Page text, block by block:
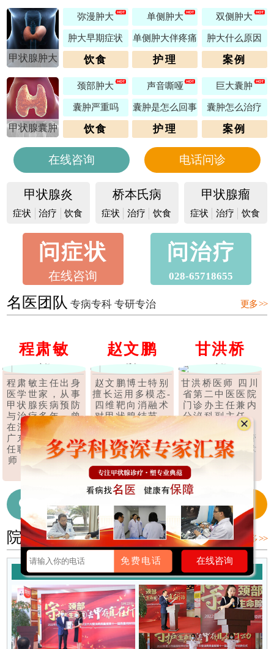
甲状腺肿大
弥漫肿大 单侧肿大 双侧肿大
肿大早期症状 单侧肿大伴疼痛 肿大什么原因
饮食 护理 案例
甲状腺囊肿
颈部肿大 声音嘶哑 巨大囊肿
囊肿严重吗 囊肿是怎么回事 囊肿怎么治疗
饮食 护理 案例
在线咨询 电话问诊
甲状腺炎
症状 治疗 饮食
桥本氏病
症状 治疗 饮食
甲状腺瘤
症状 治疗 饮食
问症状
在线咨询
问治疗
028-65718655
名医团队 专病专科 专研专治 更多 >>
程肃敏
主任
程肃敏主任出身
医学世家，从事
甲状腺疾病预防
与治疗多年，曾
在深圳、上海、
广东等多家医院
任职甲状腺科医
师，后经成都..
赵文鹏
博士
赵文鹏博士特别
擅长运用多模态-
四维靶向消融术
对甲状腺结节、
甲状腺腺瘤、甲
状腺囊肿、甲状
腺乳头状癌等甲
状腺疾..【详
细】
甘洪桥
主任
甘洪桥医师 四川
省第二中医医院
门诊办主任兼内
分泌科副主任，
副主任中医师，
四川省中医药管
理局第六批学术
和技术带头..
在线咨询医生 028-65718655
院内新闻 更多 >>
守护颈部生命腺 去“甲”存真在行动
免费电话 在线咨询